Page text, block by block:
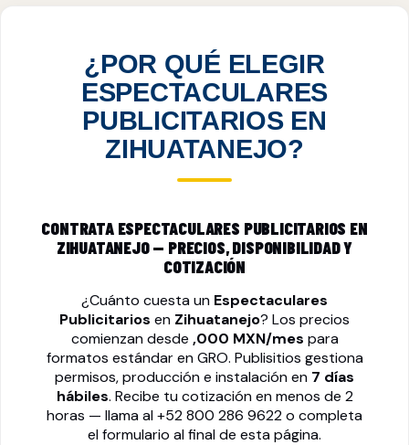
¿POR QUÉ ELEGIR
ESPECTACULARES
PUBLICITARIOS EN
ZIHUATANEJO?
CONTRATA ESPECTACULARES PUBLICITARIOS EN
ZIHUATANEJO — PRECIOS, DISPONIBILIDAD Y
COTIZACIÓN
¿Cuánto cuesta un Espectaculares
Publicitarios en Zihuatanejo? Los precios
comienzan desde ,000 MXN/mes para
formatos estándar en GRO. Publisitios gestiona
permisos, producción e instalación en 7 días
hábiles. Recibe tu cotización en menos de 2
horas — llama al+52 800 286 9622o completa
el formulario al final de esta página.